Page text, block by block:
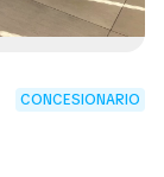
CONCESIONARIO